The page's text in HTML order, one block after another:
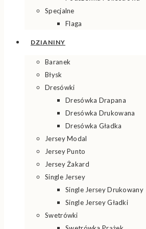
Specjalne
Flaga
DZIANINY
Baranek
Błysk
Dresówki
Dresówka Drapana
Dresówka Drukowana
Dresówka Gładka
Jersey Modal
Jersey Punto
Jersey Żakard
Single Jersey
Single Jersey Drukowany
Single Jersey Gładki
Swetrówki